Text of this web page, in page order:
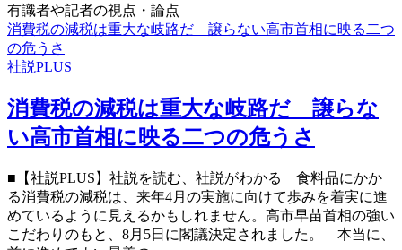
有識者や記者の視点・論点
消費税の減税は重大な岐路だ 譲らない高市首相に映る二つ
の危うさ
社説PLUS
消費税の減税は重大な岐路だ 譲らな
い高市首相に映る二つの危うさ
■【社説PLUS】社説を読む、社説がわかる 食料品にかか
る消費税の減税は、来年4月の実施に向けて歩みを着実に進
めているように見えるかもしれません。高市早苗首相の強い
こだわりのもと、8月5日に閣議決定されました。 本当に、